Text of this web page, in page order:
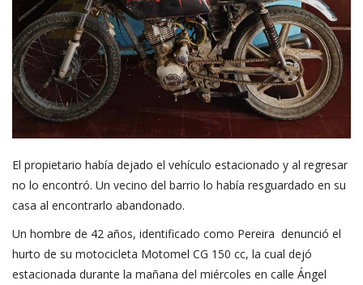
El propietario había dejado el vehículo estacionado y al regresar
no lo encontró. Un vecino del barrio lo había resguardado en su
casa al encontrarlo abandonado.
Un hombre de 42 años, identificado como Pereira denunció el
hurto de su motocicleta Motomel CG 150 cc, la cual dejó
estacionada durante la mañana del miércoles en calle Ángel